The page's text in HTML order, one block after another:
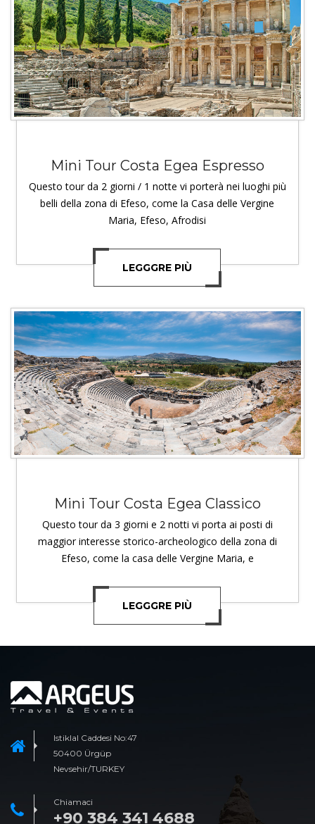
Mini Tour Costa Egea Espresso
Questo tour da 2 giorni / 1 notte vi porterà nei luoghi più
belli della zona di Efeso, come la Casa delle Vergine
Maria, Efeso, Afrodisi
LEGGGRE PIÙ
Mini Tour Costa Egea Classico
Questo tour da 3 giorni e 2 notti vi porta ai posti di
maggior interesse storico-archeologico della zona di
Efeso, come la casa delle Vergine Maria, e
LEGGGRE PIÙ
Istiklal Caddesi No:47
50400 Ürgüp
Nevsehir/TURKEY
Chiamaci
+90 384 341 4688